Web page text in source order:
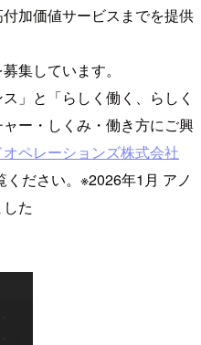
加価値サービスまでを提供
集しています。
」と「らしく働く、らしく
ー・しくみ・働き方にご興
ペレーションズ株式会社
ください。※2026年1月 アノ
た